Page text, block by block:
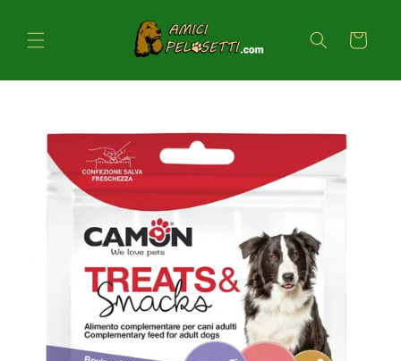
ai contenuti
Carrello